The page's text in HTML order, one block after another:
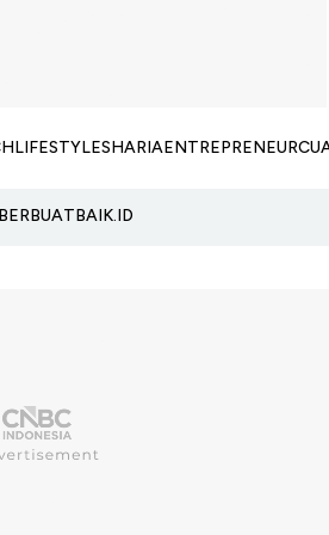
LIFESTYLESHARIAENTREPRENEUR
BERBUATBAIK.ID